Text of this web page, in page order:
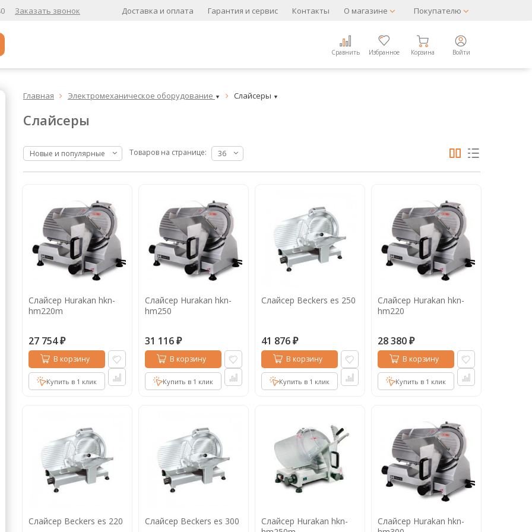
Заказать звонок Доставка и оплата Гарантия и сервис Контакты О магазине Покупателю
Сравнить Избранное Корзина Войти
Кофе в зернах свежей обжарки
Кофе в зернах
Кофе в зернах свежей обжарки
Акция
Кофе в дрип пакетах
Кофе для вендинга
Кофе сублимированный
Главная  Электромеханическое оборудование ▼  Слайсеры ▼
Слайсеры
Новые и популярные Товаров на странице: 36
Слайсер Hurakan hkn-
hm220m
27 754 ₽
В корзину
Купить в 1 клик
Слайсер Hurakan hkn-
hm250
31 116 ₽
В корзину
Купить в 1 клик
Слайсер Beckers es 250
41 876 ₽
В корзину
Купить в 1 клик
Слайсер Hurakan hkn-
hm220
28 380 ₽
В корзину
Купить в 1 клик
Слайсер Beckers es 220 Слайсер Beckers es 300
Слайсер Hurakan hkn-
Слайсер Hurakan hkn-